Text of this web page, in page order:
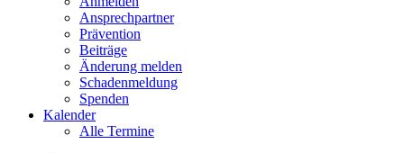
Ansprechpartner
Prävention
Beiträge
Änderung melden
Schadenmeldung
Spenden
Kalender
Alle Termine